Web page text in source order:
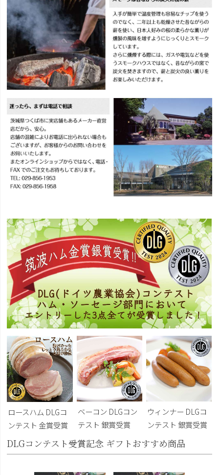
ロースハム DLGコ
ンテスト 金賞受賞
ベーコン DLGコン
テスト 銀賞受賞
ウィンナー DLGコ
ンテスト 銀賞受賞
DLGコンテスト受賞記念 ギフトおすすめ商品